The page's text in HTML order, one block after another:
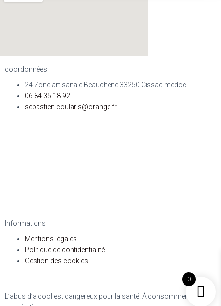
coordonnées
24 Zone artisanale Beauchene 33250 Cissac medoc
06.84.35.18.92
sebastien.coularis@orange.fr
Informations
Mentions légales
Politique de confidentialité
Gestion des cookies
L’abus d’alcool est dangereux pour la santé. À consommer avec
0